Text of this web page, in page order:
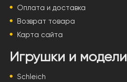
Оплата и доставка
Возврат товара
Карта сайта
Игрушки и модели
Schleich